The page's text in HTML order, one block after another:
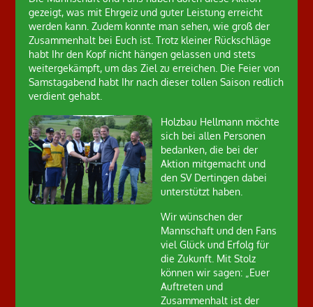
gezeigt, was mit Ehrgeiz und guter Leistung erreicht
werden kann. Zudem konnte man sehen, wie groß der
Zusammenhalt bei Euch ist. Trotz kleiner Rückschläge
habt Ihr den Kopf nicht hängen gelassen und stets
weitergekämpft, um das Ziel zu erreichen. Die Feier von
Samstagabend habt Ihr nach dieser tollen Saison redlich
verdient gehabt.
Holzbau Hellmann möchte
sich bei allen Personen
bedanken, die bei der
Aktion mitgemacht und
den SV Dertingen dabei
unterstützt haben.
Wir wünschen der
Mannschaft und den Fans
viel Glück und Erfolg für
die Zukunft. Mit Stolz
können wir sagen: „Euer
Auftreten und
Zusammenhalt ist der